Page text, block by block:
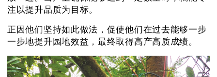
注以提升品质为目标。
正因他们坚持如此做法，促使他们在过去能够一步
一步地提升园地效益，最终取得高产高质成绩。